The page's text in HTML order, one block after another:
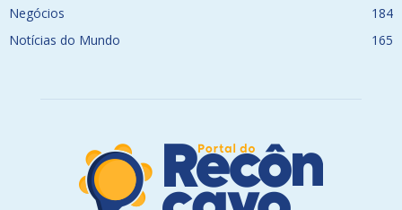
Negócios
184
Notícias do Mundo
165